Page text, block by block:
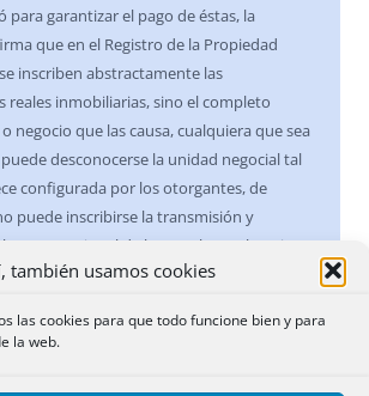
también usamos cookies
las cookies para que todo funcione bien y para
la web.
para garantizar el pago de éstas, la
que en el Registro de la Propiedad
inscriben abstractamente las
reales inmobiliarias, sino el completo
negocio que las causa, cualquiera que sea
desconocerse la unidad negocial tal
configurada por los otorgantes, de
puede inscribirse la transmisión y
acceso registral de la cautela resolutoria,
implica la alteración del equilibrio
queridos por los interesados.